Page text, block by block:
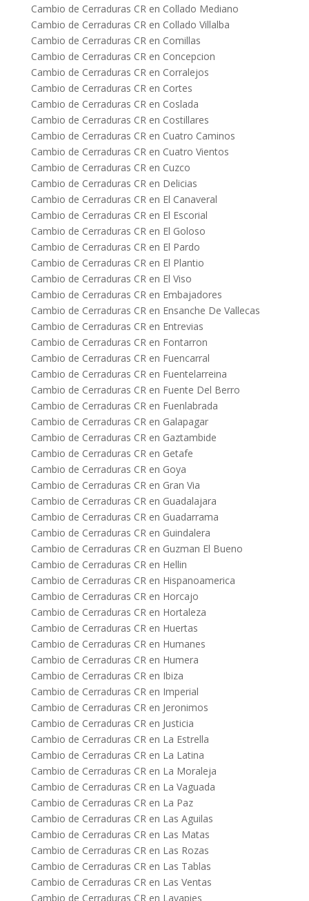
Cambio de Cerraduras CR en Collado Mediano
Cambio de Cerraduras CR en Collado Villalba
Cambio de Cerraduras CR en Comillas
Cambio de Cerraduras CR en Concepcion
Cambio de Cerraduras CR en Corralejos
Cambio de Cerraduras CR en Cortes
Cambio de Cerraduras CR en Coslada
Cambio de Cerraduras CR en Costillares
Cambio de Cerraduras CR en Cuatro Caminos
Cambio de Cerraduras CR en Cuatro Vientos
Cambio de Cerraduras CR en Cuzco
Cambio de Cerraduras CR en Delicias
Cambio de Cerraduras CR en El Canaveral
Cambio de Cerraduras CR en El Escorial
Cambio de Cerraduras CR en El Goloso
Cambio de Cerraduras CR en El Pardo
Cambio de Cerraduras CR en El Plantio
Cambio de Cerraduras CR en El Viso
Cambio de Cerraduras CR en Embajadores
Cambio de Cerraduras CR en Ensanche De Vallecas
Cambio de Cerraduras CR en Entrevias
Cambio de Cerraduras CR en Fontarron
Cambio de Cerraduras CR en Fuencarral
Cambio de Cerraduras CR en Fuentelarreina
Cambio de Cerraduras CR en Fuente Del Berro
Cambio de Cerraduras CR en Fuenlabrada
Cambio de Cerraduras CR en Galapagar
Cambio de Cerraduras CR en Gaztambide
Cambio de Cerraduras CR en Getafe
Cambio de Cerraduras CR en Goya
Cambio de Cerraduras CR en Gran Via
Cambio de Cerraduras CR en Guadalajara
Cambio de Cerraduras CR en Guadarrama
Cambio de Cerraduras CR en Guindalera
Cambio de Cerraduras CR en Guzman El Bueno
Cambio de Cerraduras CR en Hellin
Cambio de Cerraduras CR en Hispanoamerica
Cambio de Cerraduras CR en Horcajo
Cambio de Cerraduras CR en Hortaleza
Cambio de Cerraduras CR en Huertas
Cambio de Cerraduras CR en Humanes
Cambio de Cerraduras CR en Humera
Cambio de Cerraduras CR en Ibiza
Cambio de Cerraduras CR en Imperial
Cambio de Cerraduras CR en Jeronimos
Cambio de Cerraduras CR en Justicia
Cambio de Cerraduras CR en La Estrella
Cambio de Cerraduras CR en La Latina
Cambio de Cerraduras CR en La Moraleja
Cambio de Cerraduras CR en La Vaguada
Cambio de Cerraduras CR en La Paz
Cambio de Cerraduras CR en Las Aguilas
Cambio de Cerraduras CR en Las Matas
Cambio de Cerraduras CR en Las Rozas
Cambio de Cerraduras CR en Las Tablas
Cambio de Cerraduras CR en Las Ventas
Cambio de Cerraduras CR en Lavapies